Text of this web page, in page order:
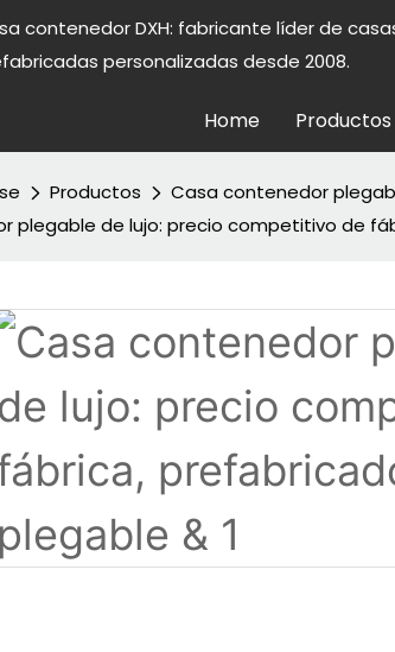
contenedor DXH: fabricante líder de
personalizadas desde 2008.
Home Productos
Productos Casa contenedor
plegable de lujo: precio competitivo de